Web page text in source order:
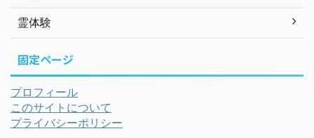
霊体験
固定ページ
プロフィール
このサイトについて
プライバシーポリシー